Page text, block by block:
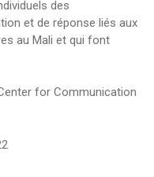
des
et de réponse liés aux
au Mali et qui font
for Communication